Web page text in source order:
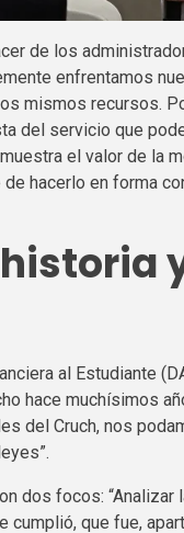
de los
enfrentamos
mismos recursos.
del servicio que
el valor de la
hacerlo en forma
al Estudiante (
hace muchísimos
del Cruch, nos
dos focos: “Analizar
cumplió, que fue,